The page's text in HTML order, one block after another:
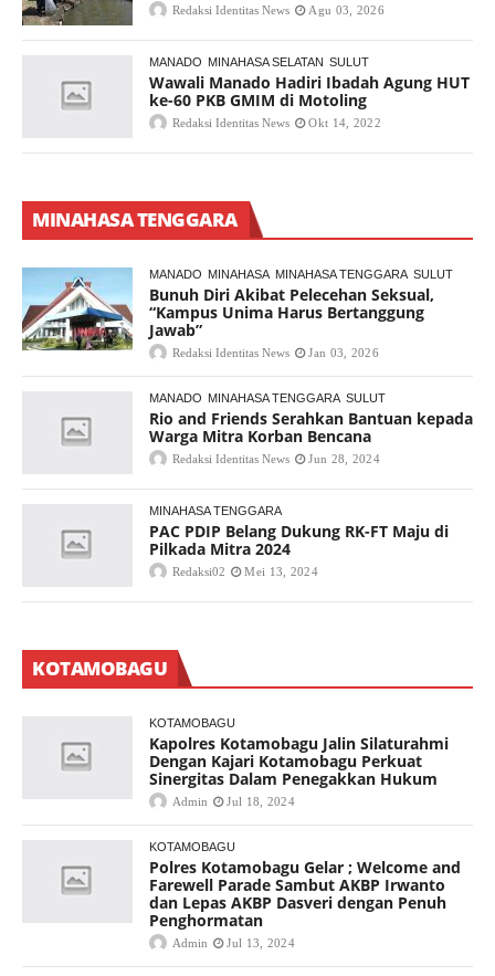
Redaksi Identitas News Agu 03, 2026
MANADO MINAHASA SELATAN SULUT
Wawali Manado Hadiri Ibadah Agung HUT
ke-60 PKB GMIM di Motoling
Redaksi Identitas News Okt 14, 2022
MINAHASA TENGGARA
MANADO MINAHASA MINAHASA TENGGARA SULUT
Bunuh Diri Akibat Pelecehan Seksual,
“Kampus Unima Harus Bertanggung
Jawab”
Redaksi Identitas News Jan 03, 2026
MANADO MINAHASA TENGGARA SULUT
Rio and Friends Serahkan Bantuan kepada
Warga Mitra Korban Bencana
Redaksi Identitas News Jun 28, 2024
MINAHASA TENGGARA
PAC PDIP Belang Dukung RK-FT Maju di
Pilkada Mitra 2024
Redaksi02 Mei 13, 2024
KOTAMOBAGU
KOTAMOBAGU
Kapolres Kotamobagu Jalin Silaturahmi
Dengan Kajari Kotamobagu Perkuat
Sinergitas Dalam Penegakkan Hukum
Admin Jul 18, 2024
KOTAMOBAGU
Polres Kotamobagu Gelar ; Welcome and
Farewell Parade Sambut AKBP Irwanto
dan Lepas AKBP Dasveri dengan Penuh
Penghormatan
Admin Jul 13, 2024